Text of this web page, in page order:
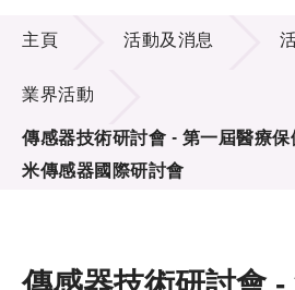
技術商品化
項目及資助計劃
活動及消息
活動
活動及消息
主頁 活動及消息
業界活動
傳感器技術研討會 - 第一屆醫療
米傳感器國際研討會